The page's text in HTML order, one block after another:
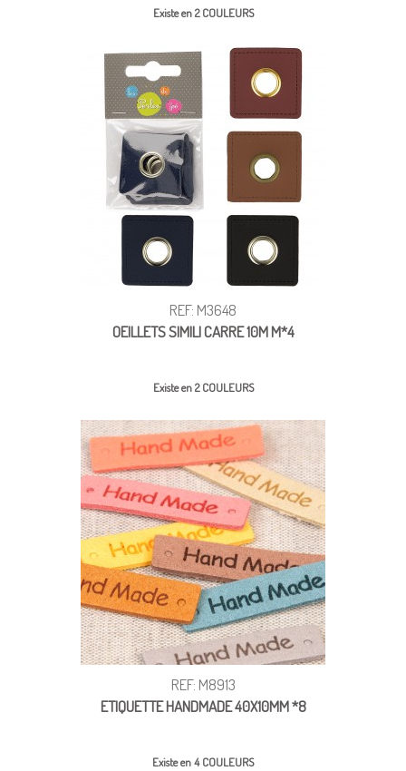
Existe en 2 COULEURS
REF: M3648
OEILLETS SIMILI CARRE 10M M*4
Existe en 2 COULEURS
REF: M8913
ETIQUETTE HANDMADE 40X10MM *8
Existe en 4 COULEURS